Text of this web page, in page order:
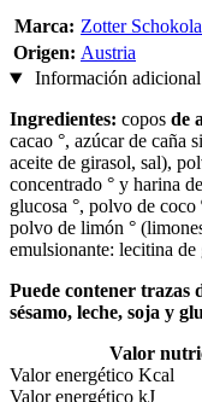
Marca: Zotter
Origen: Austria
Información adicional
Ingredientes: copos de
cacao °, azúcar de caña
aceite de girasol, sal),
concentrado ° y harina
glucosa °, polvo de
polvo de limón °
emulsionante: lecitina de
Puede contener trazas
sésamo, leche, soja y
Valor
Valor energético Kcal
Valor energético kJ